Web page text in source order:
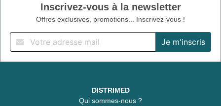
Inscrivez-vous à la newsletter
Offres exclusives, promotions... Inscrivez-vous !
DISTRIMED
Qui sommes-nous ?